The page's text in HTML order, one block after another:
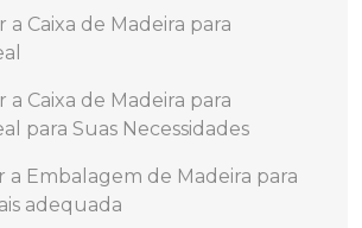
a Caixa de Madeira para
a Caixa de Madeira para
para Suas Necessidades
a Embalagem de Madeira para
adequada